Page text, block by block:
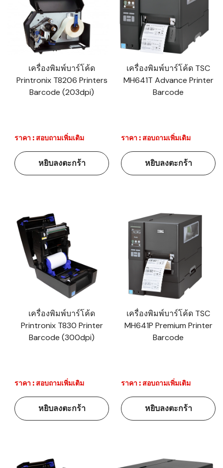
เครื่องพิมพ์บาร์โค้ด
Printronix T8206 Printers
Barcode (203dpi)
ราคา : สอบถามเพิ่มเติม
หยิบลงตะกร้า
เครื่องพิมพ์บาร์โค้ด TSC
MH641T Advance Printer
Barcode
ราคา : สอบถามเพิ่มเติม
หยิบลงตะกร้า
เครื่องพิมพ์บาร์โค้ด
Printronix T830 Printer
Barcode (300dpi)
ราคา : สอบถามเพิ่มเติม
หยิบลงตะกร้า
เครื่องพิมพ์บาร์โค้ด TSC
MH641P Premium Printer
Barcode
ราคา : สอบถามเพิ่มเติม
หยิบลงตะกร้า